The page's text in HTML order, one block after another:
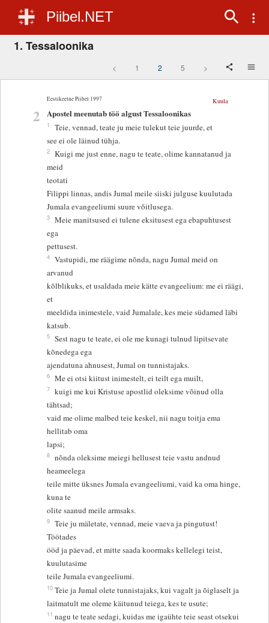
Piibel.NET
1. Tessaloonika
< 1 2 5 >
Eestikeelne Piibel 1997
2
Kuula
Apostel meenutab töö algust Tessaloonikas
1
Teie, vennad, teate ju meie tulekut teie juurde, et
see ei ole läinud tühja.
2 Kuigi me just enne, nagu te teate, olime kannatanud ja
meid
teotati
Filippi linnas, andis Jumal meile siiski julguse kuulutada
Jumala evangeeliumi suure võitlusega.
3 Meie manitsused ei tulene eksitusest ega ebapuhtusest
ega
pettusest.
4 Vastupidi, me räägime nõnda, nagu Jumal meid on
arvanud
kõlblikuks, et usaldada meie kätte evangeelium: me ei räägi,
et
meeldida inimestele, vaid Jumalale, kes meie südamed läbi
katsub.
5 Sest nagu te teate, ei ole me kunagi tulnud lipitsevate
kõnedega ega
ajendatuna ahnusest, Jumal on tunnistajaks.
6 Me ei otsi kiitust inimestelt, ei teilt ega muilt,
7 kuigi me kui Kristuse apostlid oleksime võinud olla
tähtsad;
vaid me olime malbed teie keskel, nii nagu toitja ema
hellitab oma
lapsi;
8 nõnda oleksime meiegi hellusest teie vastu andnud
heameelega
teile mitte üksnes Jumala evangeeliumi, vaid ka oma hinge,
kuna te
olite saanud meile armsaks.
9 Teie ju mäletate, vennad, meie vaeva ja pingutust!
Töötades
ööd ja päevad, et mitte saada koormaks kellelegi teist,
kuulutasime
teile Jumala evangeeliumi.
10 Teie ja Jumal olete tunnistajaks, kui vagalt ja õiglaselt ja
laitmatult me oleme käitunud teiega, kes te usute;
11 nagu te teate sedagi, kuidas me igaühte teie seast otsekui